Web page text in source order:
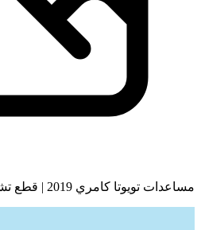
مساعدات تويوتا كامري 2019 | قطع تشليح أصلية بأسعار منافسة